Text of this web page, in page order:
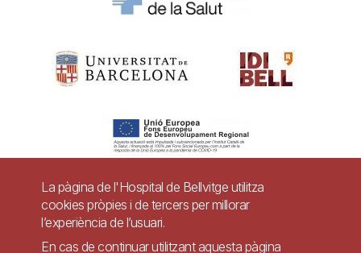
Pie
Contacte
La pàgina de l'Hospital de Bellvitge utilitza
cookies pròpies i de tercers per millorar
l’experiència de l’usuari.
En cas de continuar utilitzant aquesta pàgina